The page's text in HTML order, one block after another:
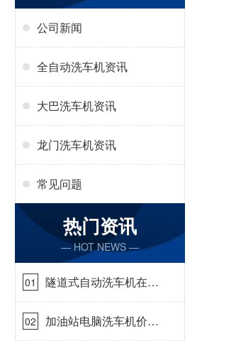
公司新闻
全自动洗车机资讯
大巴洗车机资讯
龙门洗车机资讯
常见问题
热门资讯
— HOT NEWS —
01
隧道式自动洗车机在哪
里购买[隆茂鑫晟]
02
加油站电脑洗车机价格